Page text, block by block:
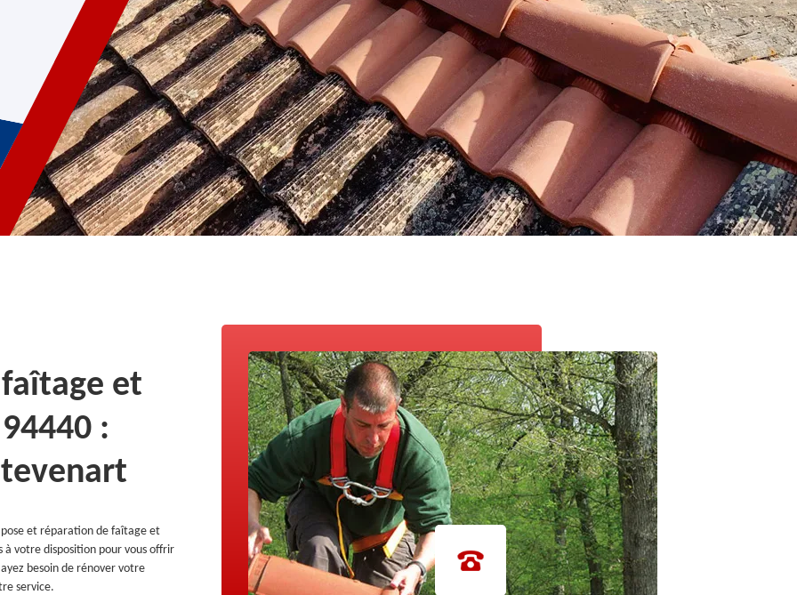
et
:
pose et réparation de faîtage et
à votre disposition pour vous offrir
besoin de rénover votre
service.